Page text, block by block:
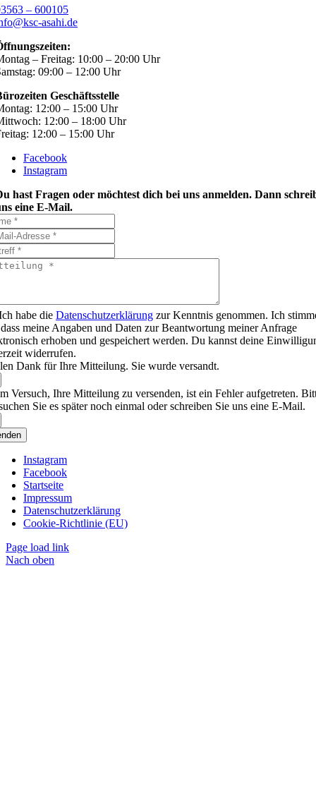
– 600105
asahi.de
– Freitag: 10:00 – 20:00 Uhr
09:00 – 12:00 Uhr
Geschäftsstelle
12:00 – 15:00 Uhr
12:00 – 18:00 Uhr
12:00 – 15:00 Uhr
Facebook
Instagram
hast Fragen oder möchtest dich bei uns anmelden. Dann
eine E-Mail.
habe die Datenschutzerklärung zur Kenntnis genommen. Ich
meine Angaben und Daten zur Beantwortung meiner Anfrage
erhoben und gespeichert werden. Du kannst deine
widerrufen.
Dank für Ihre Mitteilung. Sie wurde versandt.
Versuch, Ihre Mitteilung zu versenden, ist ein Fehler aufgetreten.
Sie es später noch einmal oder schreiben Sie uns eine E-Mail.
Instagram
Facebook
Startseite
Impressum
Datenschutzerklärung
Cookie-Richtlinie (EU)
Page load link
Nach oben